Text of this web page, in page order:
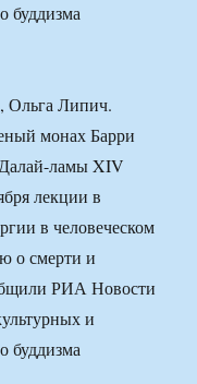
буддизма
Липич.
монах Барри
ламы XIV
лекции в
в человеческом
о смерти и
РИА Новости
и
буддизма